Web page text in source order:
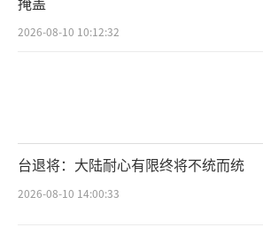
2026-08-10 10:12:32
台退将：大陆耐心有限终将不统而统
2026-08-10 14:00:33